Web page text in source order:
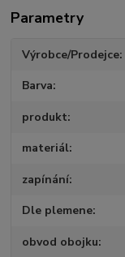
Parametry
Výrobce/Prodejce
Barva
produkt
materiál
zapínání
Dle plemene
obvod obojku